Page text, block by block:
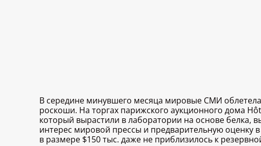
В середине минувшего месяца мировые СМИ
роскоши. На торгах парижского аукционного дома
который вырастили в лаборатории на основе белка,
интерес мировой прессы и предварительную
в размере $150 тыс. даже не приблизилось к